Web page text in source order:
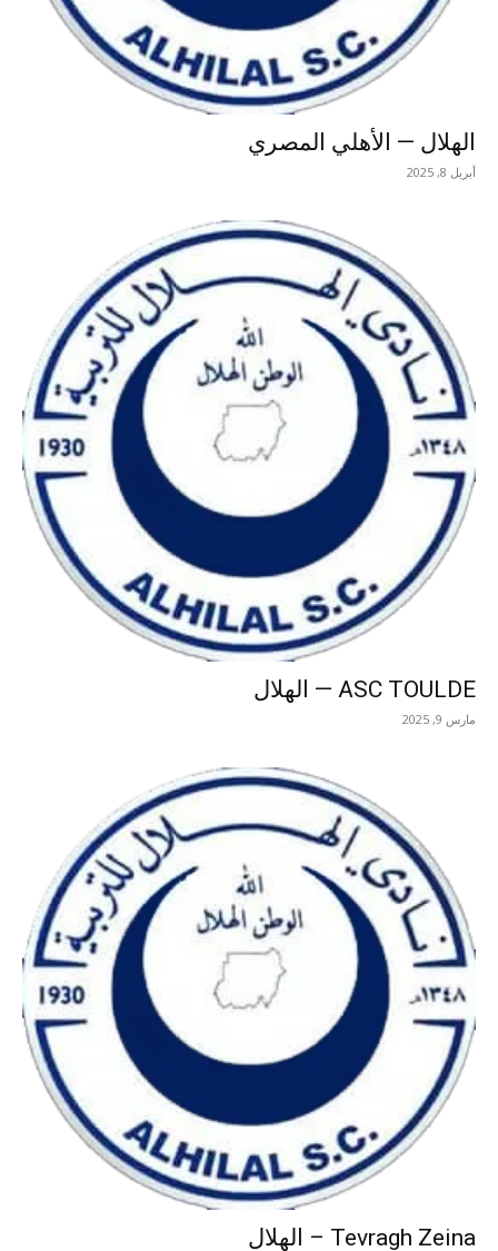
الهلال — الأهلي المصري
أبريل 8, 2025
ASC TOULDE — الهلال
مارس 9, 2025
Tevragh Zeina – الهلال